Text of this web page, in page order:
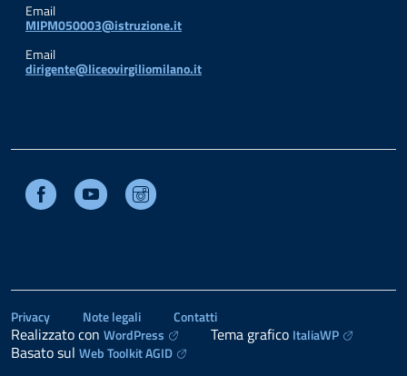
Email
MIPM050003@istruzione.it
Email
dirigente@liceovirgiliomilano.it
Facebook Youtube
Privacy Note legali Contatti
Realizzato con WordPress Tema grafico ItaliaWP
Basato sul Web Toolkit AGID